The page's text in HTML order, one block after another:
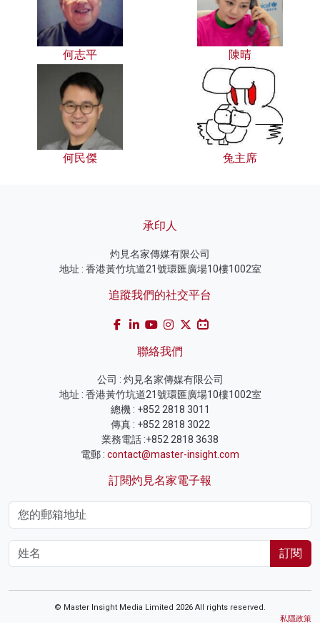
何志平 陳晴
何民傑 兔主席
承印人
灼見名家傳媒有限公司
地址 : 香港黃竹坑道21號環匯廣場10樓1002室
追蹤我們的社交平台
聯絡我們
公司 : 灼見名家傳媒有限公司
地址 : 香港黃竹坑道21號環匯廣場10樓1002室
總機 : +852 2818 3011
傳真 : +852 2818 3022
業務電話 :+852 2818 3638
電郵 : contact@master-insight.com
訂閱灼見名家電子報
訂閱
© Master Insight Media Limited 2026 All rights reserved.
私隱政策